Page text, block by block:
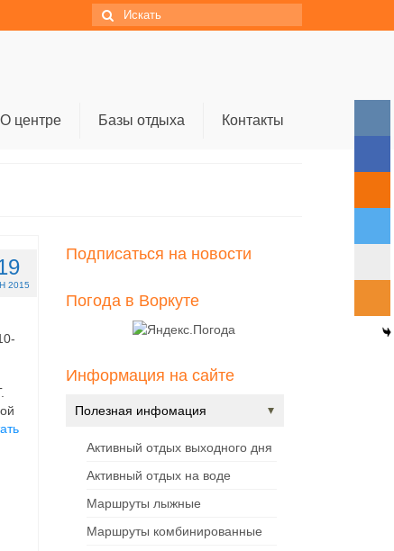
Искать:
О центре Базы отдыха Контакты
2015
Подписаться на новости
Погода в Воркуте
Информация на сайте
Полезная инфомация
Активный отдых выходного дня
Активный отдых на воде
Маршруты лыжные
Маршруты комбинированные